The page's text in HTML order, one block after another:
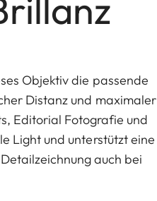
Objektiv die passende
Distanz und maximaler
Editorial Fotografie und
Light und unterstützt eine
auch bei